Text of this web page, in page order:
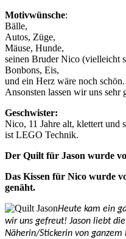
Motivwünsche:
Bälle,
Autos, Züge,
Mäuse, Hunde,
seinen Bruder Nico (vielleicht
Bonbons, Eis,
und ein Herz wäre noch schön.
Ansonsten lassen wir uns sehr
Geschwister:
Nico, 11 Jahre alt, klettert und
ist LEGO Technik.
Der Quilt für Jason wurde
Das Kissen für Nico wurde
genäht.
Heute kam ein
wir uns gefreut! Jason liebt
Näherin/Stickerin von